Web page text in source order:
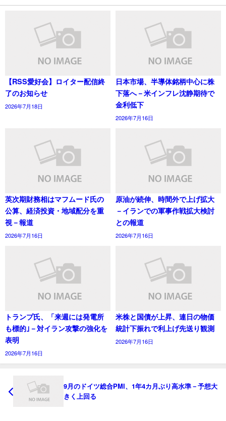
【RSS愛好会】ロイター配信終
了のお知らせ
2026年7月18日
日本市場、半導体銘柄中心に株
下落へ－米インフレ沈静期待で
金利低下
2026年7月16日
英次期財務相はマフムード氏の
公算、経済投資・地域配分を重
視－報道
2026年7月16日
原油が続伸、時間外で上げ拡大
－イランでの軍事作戦拡大検討
との報道
2026年7月16日
トランプ氏、「来週には発電所
も標的｣－対イラン攻撃の強化を
表明
2026年7月16日
米株と国債が上昇、連日の物価
統計下振れで利上げ先送り観測
2026年7月16日
9月のドイツ総合PMI、1年4カ月ぶり高水準－予想大
きく上回る